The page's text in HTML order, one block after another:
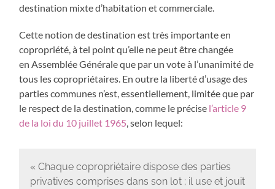
destination mixte d’habitation et commerciale.
Cette notion de destination est très importante en
copropriété, à tel point qu’elle ne peut être changée
en Assemblée Générale que par un vote à l’unanimité de
tous les copropriétaires. En outre la liberté d’usage des
parties communes n’est, essentiellement, limitée que par
le respect de la destination, comme le précise l’article 9
de la loi du 10 juillet 1965, selon lequel:
« Chaque copropriétaire dispose des parties
privatives comprises dans son lot ; il use et jouit